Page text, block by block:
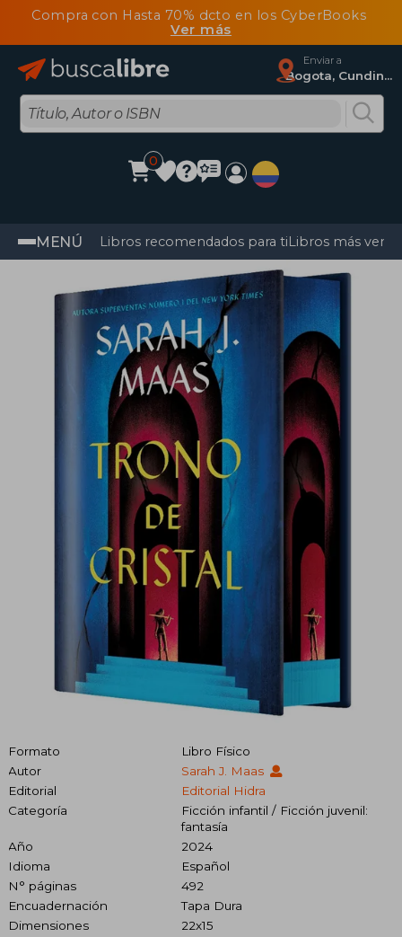
Compra con Hasta 70% dcto en los CyberBooks
Ver más
Enviar a
Bogota, Cundinamarca
0
MENÚ Libros recomendados para tiLibros más
Formato
Libro Físico
Autor
Sarah J. Maas
Editorial
Editorial Hidra
Categoría
Ficción infantil / Ficción juvenil:
fantasía
Año
2024
Idioma
Español
N° páginas
492
Encuadernación
Tapa Dura
Dimensiones
22x15